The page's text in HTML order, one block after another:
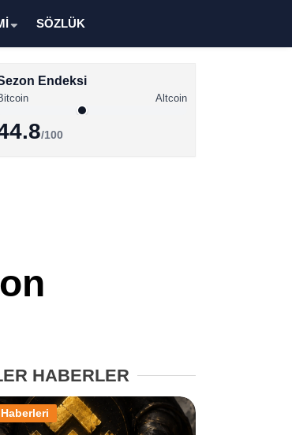
Stablecoin Haberleri
SÖZLÜK
Endeksi
Altcoin
/100
HABERLER